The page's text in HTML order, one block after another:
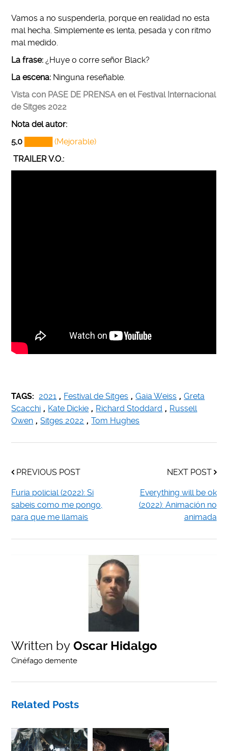
Vamos a no suspenderla, porque en realidad no esta
mal hecha. Simplemente es lenta, pesada y con ritmo
mal medido.
La frase: ¿Huye o corre señor Black?
La escena: Ninguna reseñable.
Vista con PASE DE PRENSA en el Festival Internacional
de Sitges 2022
Nota del autor:
5,0
█████ (Mejorable)
TRAILER V.O.:
TAGS: 2021 , Festival de Sitges , Gaia Weiss , Greta
Scacchi , Kate Dickie , Richard Stoddard , Russell
Owen , Sitges 2022 , Tom Hughes
PREVIOUS POST
Furia policial (2022): Si
sabeis como me pongo,
para que me llamais
NEXT POST
Everything will be ok
(2022): Animación no
animada
Written by Oscar Hidalgo
Cinéfago demente
Related Posts